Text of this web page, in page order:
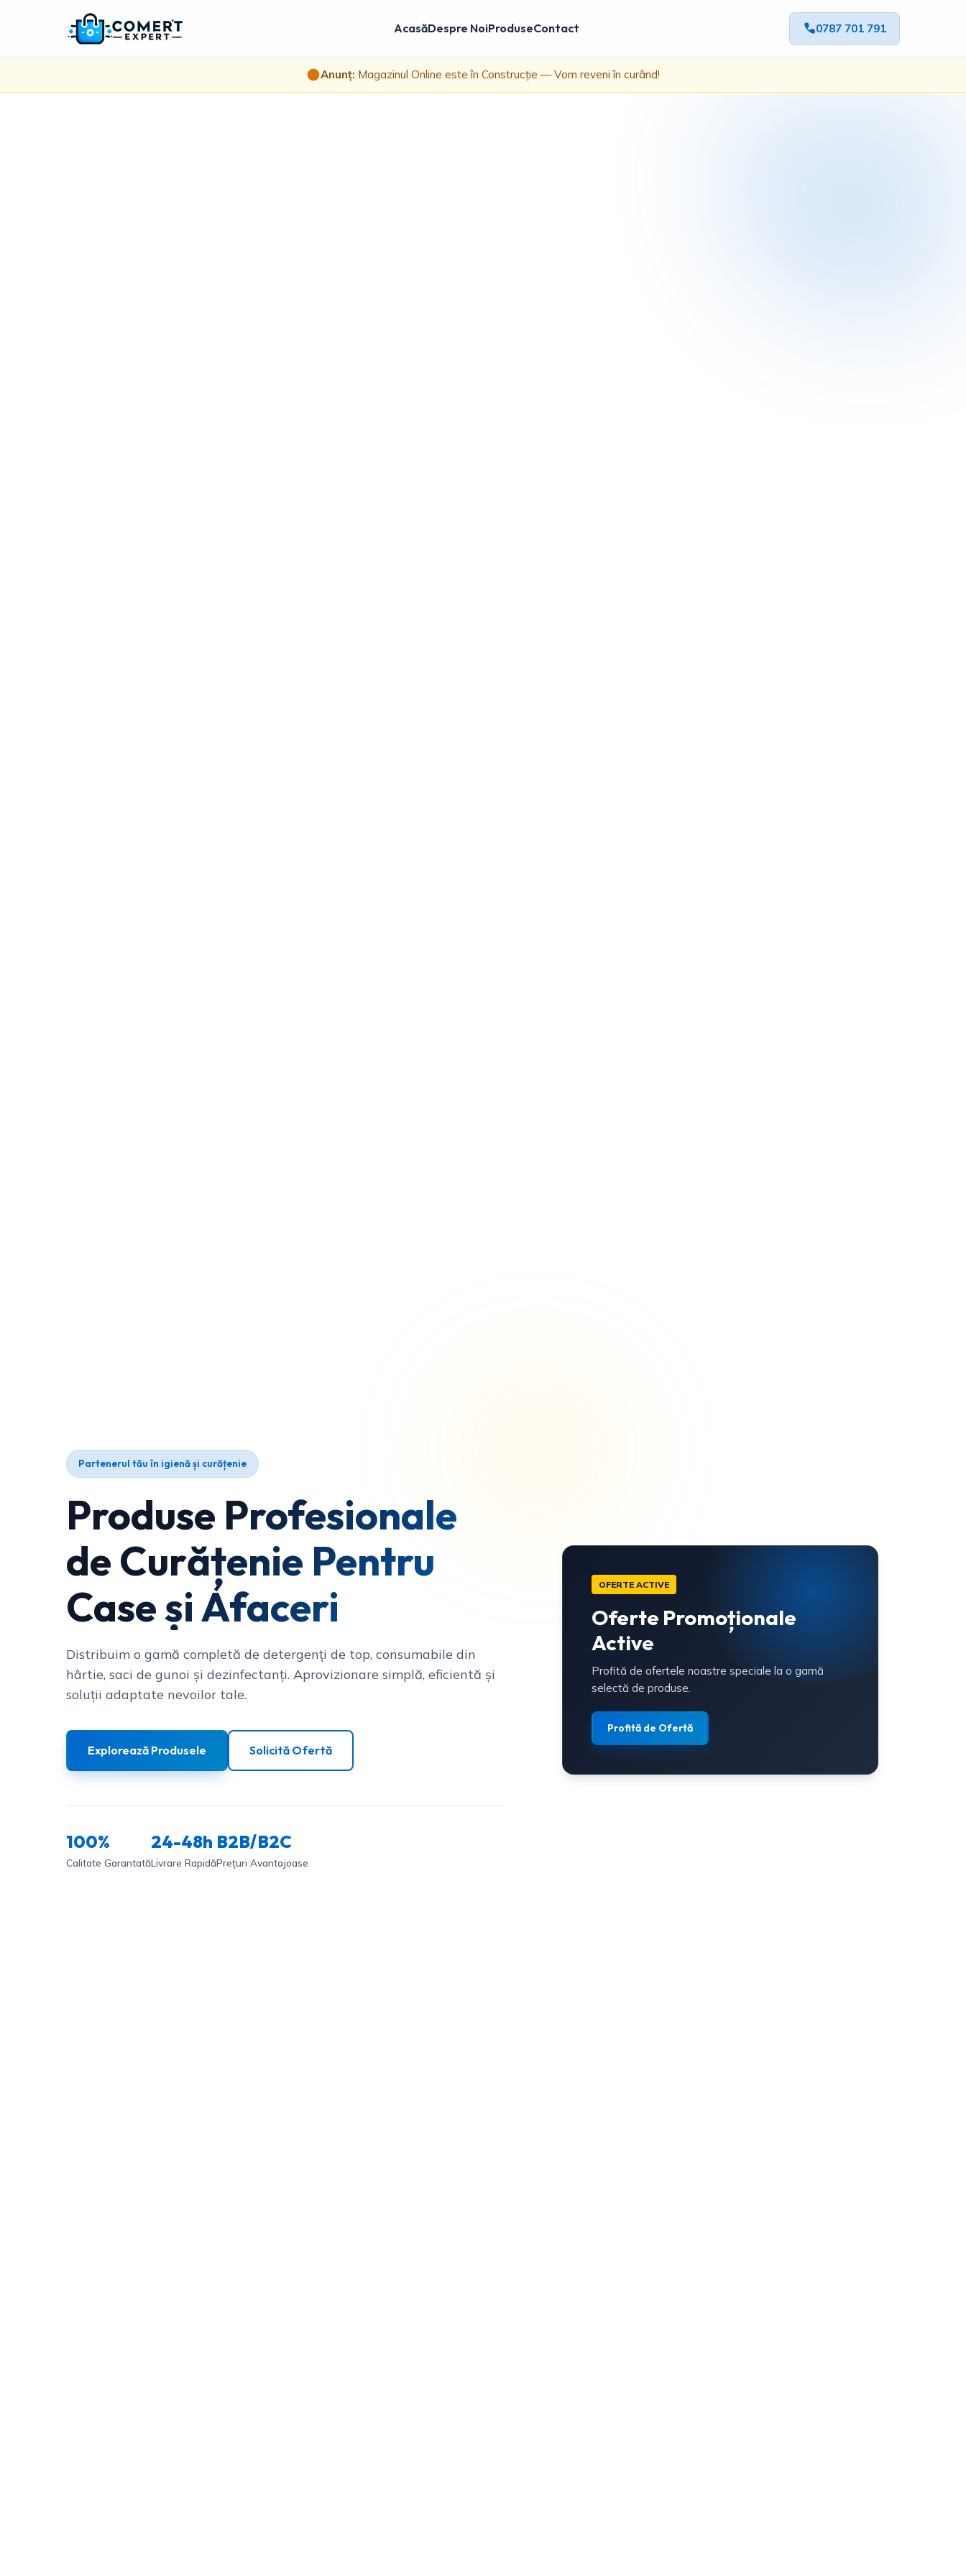
AcasăDespre NoiProduseContact 0787 701 791
Anunț: Magazinul Online este în Construcție — Vom reveni în curând!
Partenerul tău în igienă și curățenie
Produse Profesionale
de Curățenie Pentru
Case și Afaceri
Distribuim o gamă completă de detergenți de top, consumabile din
hârtie, saci de gunoi și dezinfectanți. Aprovizionare simplă, eficientă și
soluții adaptate nevoilor tale.
Explorează Produsele Solicită Ofertă
100%
Calitate Garantată
24-48h
Livrare Rapidă
B2B/B2C
Prețuri Avantajoase
OFERTE ACTIVE
Oferte Promoționale
Active
Profită de ofertele noastre speciale la o gamă
selectă de produse.
Profită de Ofertă